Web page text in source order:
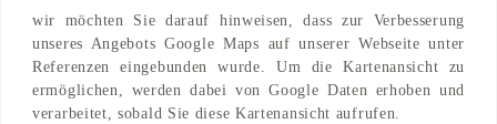
wir möchten Sie darauf hinweisen, dass zur Verbesserung
unseres Angebots Google Maps auf unserer Webseite unter
Referenzen eingebunden wurde. Um die Kartenansicht zu
ermöglichen, werden dabei von Google Daten erhoben und
verarbeitet, sobald Sie diese Kartenansicht aufrufen.
Lindenbergstraße
79271 St. Peter, Schleswig-Holstein, DE
Find on Map